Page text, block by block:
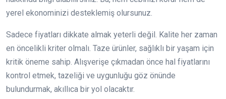
yerel ekonominizi desteklemiş olursunuz.
Sadece fiyatları dikkate almak yeterli değil. Kalite her zaman
en öncelikli kriter olmalı. Taze ürünler, sağlıklı bir yaşam için
kritik öneme sahip. Alışverişe çıkmadan önce hal fiyatlarını
kontrol etmek, tazeliği ve uygunluğu göz önünde
bulundurmak, akıllıca bir yol olacaktır.